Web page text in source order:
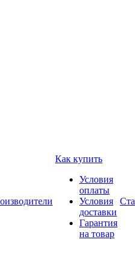
Как купить
Условия
оплаты
Условия
доставки
Гарантия
на товар